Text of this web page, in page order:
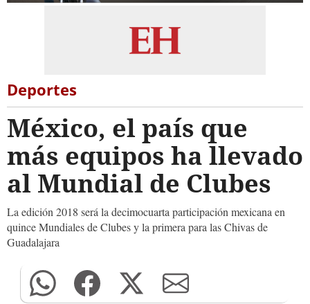
Deportes
México, el país que
más equipos ha llevado
al Mundial de Clubes
La edición 2018 será la decimocuarta participación mexicana en
quince Mundiales de Clubes y la primera para las Chivas de
Guadalajara